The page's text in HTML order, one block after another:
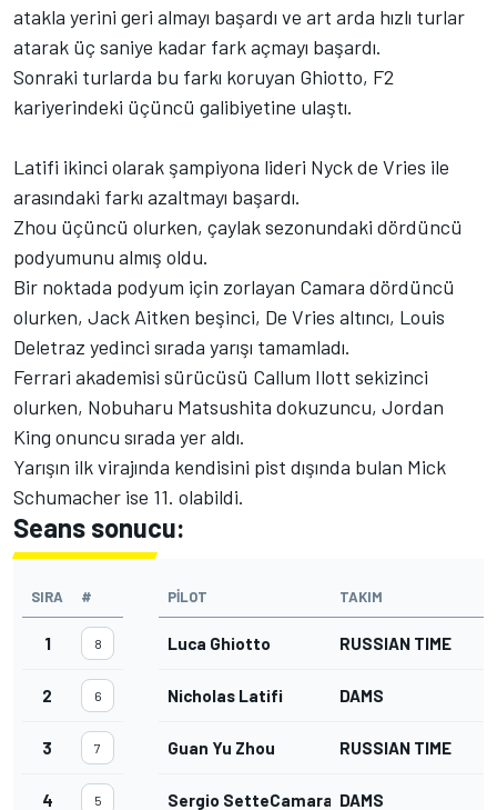
atakla yerini geri almayı başardı ve art arda hızlı turlar
atarak üç saniye kadar fark açmayı başardı.
Sonraki turlarda bu farkı koruyan Ghiotto, F2
kariyerindeki üçüncü galibiyetine ulaştı.
Latifi ikinci olarak şampiyona lideri Nyck de Vries ile
arasındaki farkı azaltmayı başardı.
Zhou üçüncü olurken, çaylak sezonundaki dördüncü
podyumunu almış oldu.
Bir noktada podyum için zorlayan Camara dördüncü
olurken, Jack Aitken beşinci, De Vries altıncı, Louis
Deletraz yedinci sırada yarışı tamamladı.
Ferrari akademisi sürücüsü Callum Ilott sekizinci
olurken, Nobuharu Matsushita dokuzuncu, Jordan
King onuncu sırada yer aldı.
Yarışın ilk virajında kendisini pist dışında bulan Mick
Schumacher ise 11. olabildi.
Seans sonucu:
SIRA # PILOT TAKIM
1 8 Luca Ghiotto RUSSIAN TIME
2 6 Nicholas Latifi DAMS
3 7 Guan Yu Zhou RUSSIAN TIME
4 5 Sergio SetteCamara DAMS